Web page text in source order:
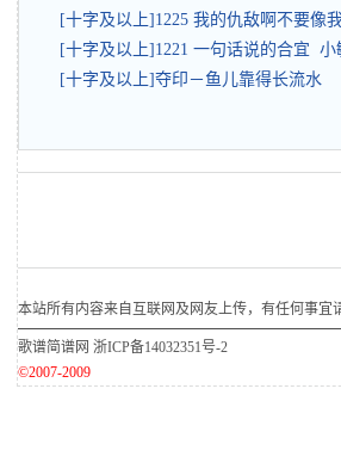
[十字及以上]1225 我的仇敌啊不要像
[十字及以上]1221 一句话说的合宜 小
[十字及以上]夺印－鱼儿靠得长流水
本站所有内容来自互联网及网友上传，有任何事宜
歌谱简谱网 浙ICP备14032351号-2
©2007-2009